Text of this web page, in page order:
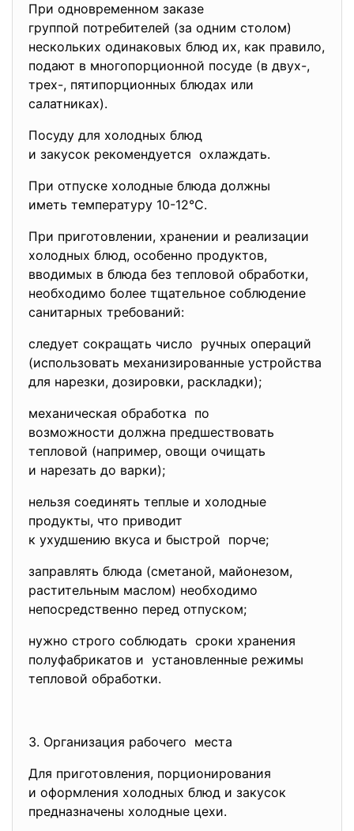
При одновременном заказе
группой потребителей (за одним столом)
нескольких одинаковых блюд их, как правило,
подают в многопорционной посуде (в двух-,
трех-, пятипорционных блюдах или
салатниках).
Посуду для холодных блюд
и закусок рекомендуется охлаждать.
При отпуске холодные блюда должны
иметь температуру 10-12°С.
При приготовлении, хранении и реализации
холодных блюд, особенно продуктов,
вводимых в блюда без тепловой обработки,
необходимо более тщательное соблюдение
санитарных требований:
следует сокращать число ручных операций
(использовать механизированные устройства
для нарезки, дозировки, раскладки);
механическая обработка по
возможности должна предшествовать
тепловой (например, овощи очищать
и нарезать до варки);
нельзя соединять теплые и холодные
продукты, что приводит
к ухудшению вкуса и быстрой порче;
заправлять блюда (сметаной, майонезом,
растительным маслом) необходимо
непосредственно перед отпуском;
нужно строго соблюдать сроки хранения
полуфабрикатов и установленные режимы
тепловой обработки.
3. Организация рабочего места
Для приготовления, порционирования
и оформления холодных блюд и закусок
предназначены холодные цехи.